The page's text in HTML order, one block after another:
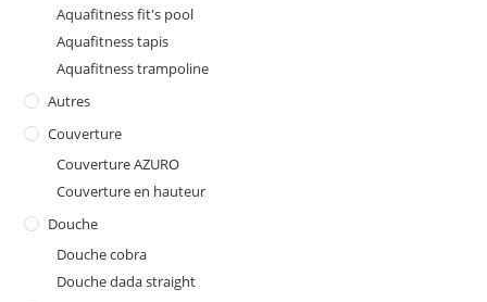
Aquafitness fit's pool
Aquafitness tapis
Aquafitness trampoline
Autres
Couverture
Couverture AZURO
Couverture en hauteur
Douche
Douche cobra
Douche dada straight